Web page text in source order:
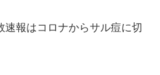
速報はコロナからサル痘に切